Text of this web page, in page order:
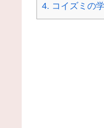
4. コイズミの